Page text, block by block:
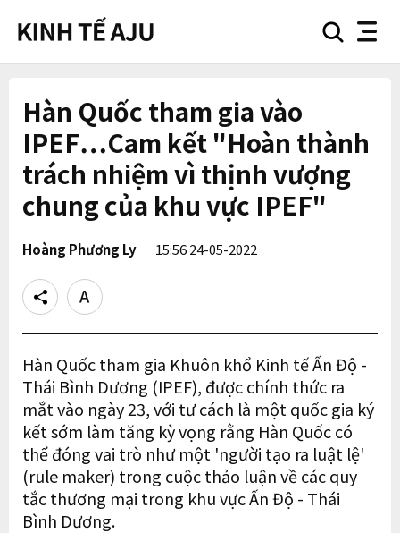
searchnav
Hàn Quốc tham gia vào
IPEF…Cam kết "Hoàn thành
trách nhiệm vì thịnh vượng
chung của khu vực IPEF"
Hoàng Phương Ly 15:56 24-05-2022
Share
Text
size
Hàn Quốc tham gia Khuôn khổ Kinh tế Ấn Độ -
Thái Bình Dương (IPEF), được chính thức ra
mắt vào ngày 23, với tư cách là một quốc gia ký
kết sớm làm tăng kỳ vọng rằng Hàn Quốc có
thể đóng vai trò như một 'người tạo ra luật lệ'
(rule maker) trong cuộc thảo luận về các quy
tắc thương mại trong khu vực Ấn Độ - Thái
Bình Dương.